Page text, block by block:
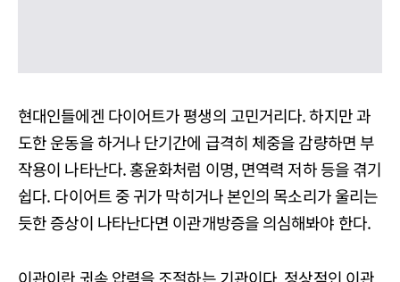
현대인들에겐 다이어트가 평생의 고민거리다. 하지만 과
도한 운동을 하거나 단기간에 급격히 체중을 감량하면 부
작용이 나타난다. 홍윤화처럼 이명, 면역력 저하 등을 겪기
쉽다. 다이어트 중 귀가 막히거나 본인의 목소리가 울리는
듯한 증상이 나타난다면 이관개방증을 의심해봐야 한다.